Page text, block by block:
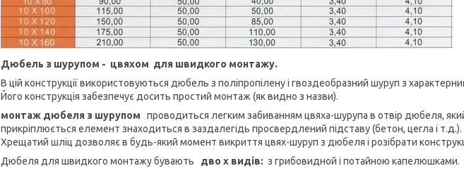
Дюбель з шурупом - цвяхом для швидкого монтажу.
В цій конструкції використовуються дюбель з поліпропілену і гвоздеобразний шуруп з
Його конструкція забезпечує досить простий монтаж (як видно з назви).
монтаж дюбеля з шурупом
проводиться легким забиванням цвяха-шурупа в отвір дюбеля,
прикріплюється елемент знаходиться в заздалегідь просвердлений підставу (бетон, цегла і т.д.).
Хрещатий шліц дозволяє в будь-який момент викриття цвях-шуруп з дюбеля і розібрати
Дюбеля для швидкого монтажу бувають
дво х видів: з грибовидной і потайною капелюшками.